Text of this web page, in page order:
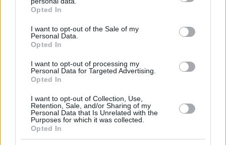
grant or deny consent to Google and its third-party tags to
use your data for below specified purposes in below Google
consent section.
Opted In
I want to opt-out of the Sale of my
Personal Data.
Opted In
I want to opt-out of processing my
Personal Data for Targeted Advertising.
Opted In
I want to opt-out of Collection, Use,
Retention, Sale, and/or Sharing of my
Personal Data that Is Unrelated with the
Purposes for which it was collected.
Opted In
Από την επίθεση, όπως αναφέρεται,
τουλάχιστον τρία άτομα μεταφέρθηκαν στο
νοσοκομείο.